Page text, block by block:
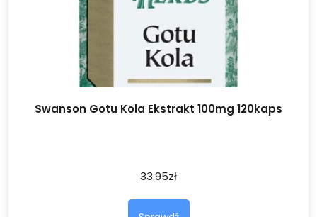
Swanson Gotu Kola Ekstrakt 100mg 120kaps
33.95zł